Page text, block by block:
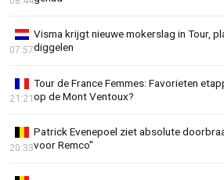
Visma krijgt nieuwe mokerslag in Tour,
diggelen
07:57
Tour de France Femmes: Favorieten
op de Mont Ventoux?
21:21
Patrick Evenepoel ziet absolute
voor Remco"
20:33